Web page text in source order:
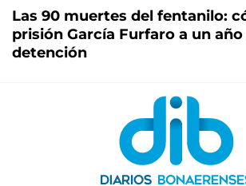
Las 90 muertes del fentanilo:
prisión García Furfaro a un año
detención